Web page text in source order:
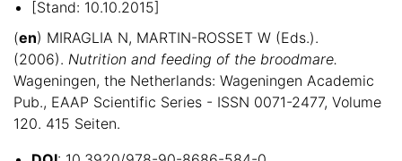
[Stand: 10.10.2015]
(en) MIRAGLIA N, MARTIN-ROSSET W (Eds.).
(2006). Nutrition and feeding of the broodmare.
Wageningen, the Netherlands: Wageningen Academic
Pub., EAAP Scientific Series - ISSN 0071-2477, Volume
120. 415 Seiten.